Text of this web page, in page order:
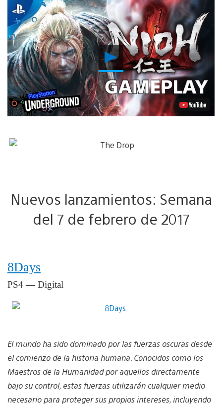
Reproducir
Video
Nuevos lanzamientos: Semana
del 7 de febrero de 2017
8Days
PS4 — Digital
El mundo ha sido dominado por las fuerzas oscuras desde
el comienzo de la historia humana. Conocidos como los
Maestros de la Humanidad por aquellos directamente
bajo su control, estas fuerzas utilizarán cualquier medio
necesario para proteger sus propios intereses, incluyendo